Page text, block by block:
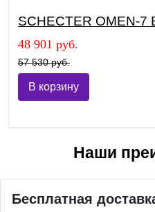
SCHECTER OMEN-7
48 901 руб.
57 530 руб.
В корзину
Наши
Бесплатная